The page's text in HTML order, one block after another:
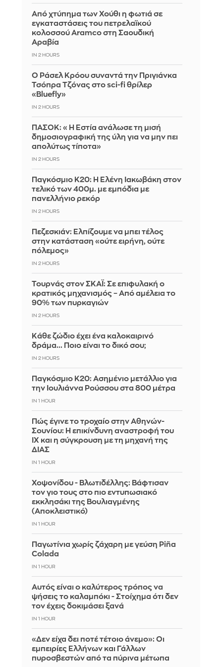
Από χτύπημα των Χούθι η φωτιά σε
εγκαταστάσεις του πετρελαϊκού
κολοσσού Aramco στη Σαουδική
Αραβία
IN 2 HOURS
Ο Ράσελ Κρόου συναντά την Πριγιάνκα
Τσόπρα Τζόνας στο sci-fi θρίλερ
«Bluefly»
IN 2 HOURS
ΠΑΣΟΚ: «Η Εστία ανάλωσε τη μισή
δημοσιογραφική της ύλη για να μην πει
απολύτως τίποτα»
IN 2 HOURS
Παγκόσμιο Κ20: Η Ελένη Ιακωβάκη στον
τελικό των 400μ. με εμπόδια με
πανελλήνιο ρεκόρ
IN 2 HOURS
Πεζεσκιάν: Ελπίζουμε να μπει τέλος
στην κατάσταση «ούτε ειρήνη, ούτε
πόλεμος»
IN 2 HOURS
Τουρνάς στον ΣΚΑΪ: Σε επιφυλακή ο
κρατικός μηχανισμός – Από αμέλεια το
90% των πυρκαγιών
IN 2 HOURS
Κάθε ζώδιο έχει ένα καλοκαιρινό
δράμα... Ποιο είναι το δικό σου;
IN 2 HOURS
Παγκόσμιο Κ20: Ασημένιο μετάλλιο για
την Ιουλιάννα Ρούσσου στα 800 μέτρα
IN 1 HOUR
Πώς έγινε το τροχαίο στην Αθηνών-
Σουνίου: Η επικίνδυνη αναστροφή του
ΙΧ και η σύγκρουση με τη μηχανή της
ΔΙΑΣ
IN 1 HOUR
Χοψονίδου - Βλωτιδέλλης: Βάφτισαν
τον γιο τους στο πιο εντυπωσιακό
εκκλησάκι της Βουλιαγμένης
(Αποκλειστικό)
IN 1 HOUR
Παγωτίνια χωρίς ζάχαρη με γεύση Piña
Colada
IN 1 HOUR
Αυτός είναι ο καλύτερος τρόπος να
ψήσεις το καλαμπόκι - Στοίχημα ότι δεν
τον έχεις δοκιμάσει ξανά
IN 1 HOUR
«Δεν είχα δει ποτέ τέτοιο άνεμο»: Οι
εμπειρίες Ελλήνων και Γάλλων
πυροσβεστών από τα πύρινα μέτωπα